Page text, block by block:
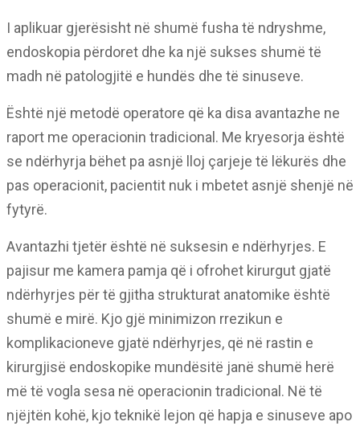
I aplikuar gjerësisht në shumë fusha të ndryshme,
endoskopia përdoret dhe ka një sukses shumë të
madh në patologjitë e hundës dhe të sinuseve.
Është një metodë operatore që ka disa avantazhe ne
raport me operacionin tradicional. Me kryesorja është
se ndërhyrja bëhet pa asnjë lloj çarjeje të lëkurës dhe
pas operacionit, pacientit nuk i mbetet asnjë shenjë në
fytyrë.
Avantazhi tjetër është në suksesin e ndërhyrjes. E
pajisur me kamera pamja që i ofrohet kirurgut gjatë
ndërhyrjes për të gjitha strukturat anatomike është
shumë e mirë. Kjo gjë minimizon rrezikun e
komplikacioneve gjatë ndërhyrjes, që në rastin e
kirurgjisë endoskopike mundësitë janë shumë herë
më të vogla sesa në operacionin tradicional. Në të
njëjtën kohë, kjo teknikë lejon që hapja e sinuseve apo